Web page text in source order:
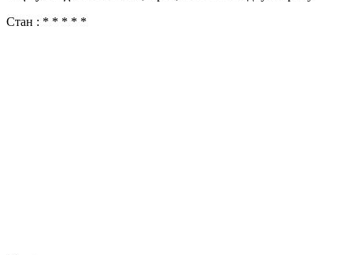
Стан : * * * * *